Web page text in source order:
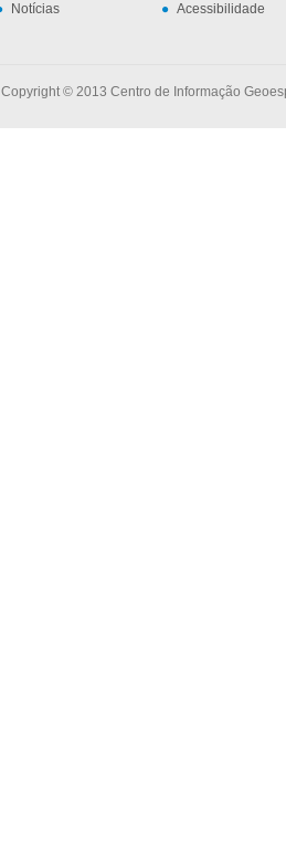
Notícias
Acessibilidade
Copyright © 2013 Centro de Informação